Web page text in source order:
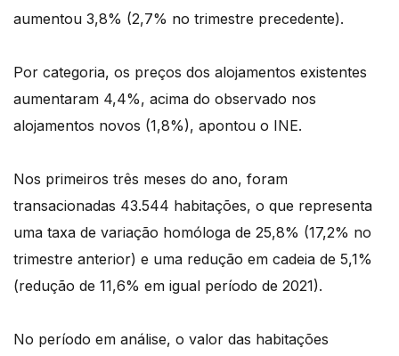
aumentou 3,8% (2,7% no trimestre precedente).
Por categoria, os preços dos alojamentos existentes
aumentaram 4,4%, acima do observado nos
alojamentos novos (1,8%), apontou o INE.
Nos primeiros três meses do ano, foram
transacionadas 43.544 habitações, o que representa
uma taxa de variação homóloga de 25,8% (17,2% no
trimestre anterior) e uma redução em cadeia de 5,1%
(redução de 11,6% em igual período de 2021).
No período em análise, o valor das habitações